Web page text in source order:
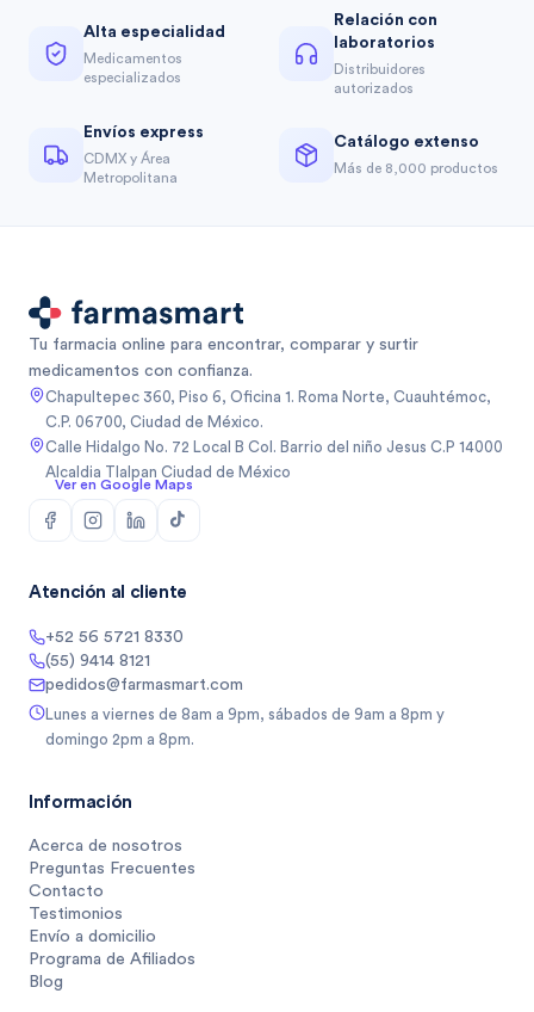
Alta especialidad
Medicamentos
especializados
Relación con
laboratorios
Distribuidores
autorizados
Envíos express
CDMX y Área
Metropolitana
Catálogo extenso
Más de 8,000 productos
Tu farmacia online para encontrar, comparar y surtir
medicamentos con confianza.
Chapultepec 360, Piso 6, Oficina 1. Roma Norte, Cuauhtémoc,
C.P. 06700, Ciudad de México.
Calle Hidalgo No. 72 Local B Col. Barrio del niño Jesus C.P 14000
Alcaldia Tlalpan Ciudad de México
Ver en Google Maps
Atención al cliente
+52 56 5721 8330
(55) 9414 8121
pedidos@farmasmart.com
Lunes a viernes de 8am a 9pm, sábados de 9am a 8pm y
domingo 2pm a 8pm.
Información
Acerca de nosotros
Preguntas Frecuentes
Contacto
Testimonios
Envío a domicilio
Programa de Afiliados
Blog